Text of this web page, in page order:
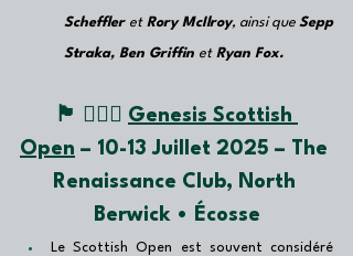
Scheffler et Rory McIlroy, ainsi que Sepp
Straka, Ben Griffin et Ryan Fox.
🏴󠁧󠁢󠁳󠁣󠁴󠁿 🏌🏽‍♂️ Genesis Scottish
Open – 10-13 Juillet 2025 – The
Renaissance Club, North
Berwick • Écosse
Le Scottish Open est souvent considéré